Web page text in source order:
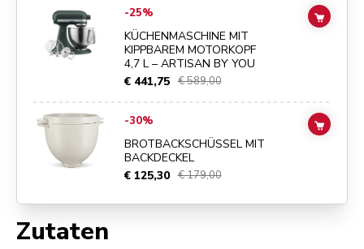
Zutaten
Go toKÜCHENMASCHINE MIT KIPPBAREM MOTORKOPF 4,7 L –
-25%
KÜCHENMASCHINE MIT
KIPPBAREM MOTORKOPF
4,7 L – ARTISAN BY YOU
€ 441,75 € 589,00
ADD
Go toBROTBACKSCHÜSSEL MIT BACKDECKEL details page
-30%
BROTBACKSCHÜSSEL MIT
BACKDECKEL
€ 125,30 € 179,00
ADD